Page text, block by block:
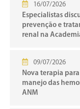
16/07/2026
Especialistas
prevenção e
renal na
09/07/2026
Nova terapia
manejo das
ANM